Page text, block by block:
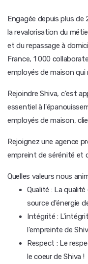
Engagée depuis plus
la revalorisation du
et du repassage à
France, 1 000
employés de maison
Rejoindre Shiva, c'est
essentiel à
employés de maison,
Rejoignez une agence
empreint de sérénité et
Quelles valeurs nous
Qualité : La
source d'énergie
Intégrité :
l'empreinte de
Respect : Le
le coeur de Shiva !